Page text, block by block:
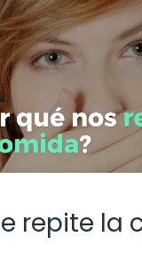
repite la